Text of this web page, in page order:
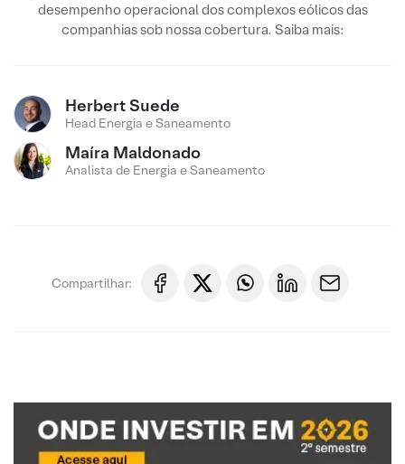
desempenho operacional dos complexos eólicos das
companhias sob nossa cobertura. Saiba mais:
Herbert Suede
Head Energia e Saneamento
Maíra Maldonado
Analista de Energia e Saneamento
Compartilhar: